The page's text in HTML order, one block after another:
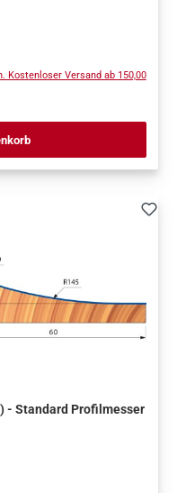
Kostenloser Versand ab 150,00
- Standard Profilmesser